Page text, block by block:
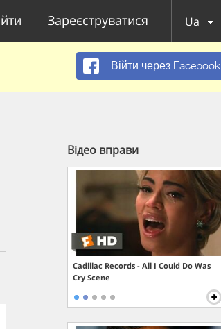
Зареєструватися Ua
Війти через Facebook
Відео вправи
Cadillac Records - All I Could Do Was
Cry Scene